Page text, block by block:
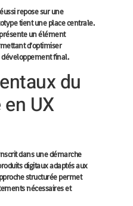
repose sur une
tient une place centrale.
un élément
d'optimiser
final.
du
UX
dans une démarche
digitaux adaptés aux
structurée permet
nécessaires et